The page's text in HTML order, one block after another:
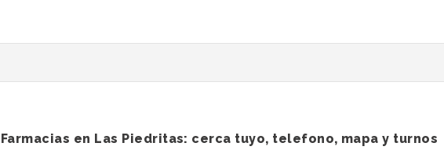
Farmacias en Las Piedritas: cerca tuyo, telefono, mapa y turnos